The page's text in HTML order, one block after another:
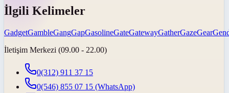
İlgili Kelimeler
GadgetGambleGangGapGasolineGateGatewayGatherGazeGear
İletişim Merkezi (09.00 - 22.00)
0(312) 911 37 15
0(546) 855 07 15 (WhatsApp)